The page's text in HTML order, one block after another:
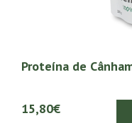
Proteína de
15,80€